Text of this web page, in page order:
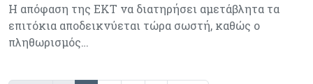
Η απόφαση της ΕΚΤ να διατηρήσει αμετάβλητα τα
επιτόκια αποδεικνύεται τώρα σωστή, καθώς ο
πληθωρισμός…